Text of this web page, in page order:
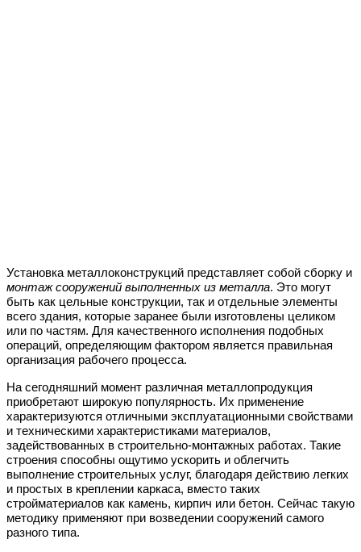
Установка металлоконструкций представляет собой сборку и
монтаж сооружений выполненных из металла. Это могут
быть как цельные конструкции, так и отдельные элементы
всего здания, которые заранее были изготовлены целиком
или по частям. Для качественного исполнения подобных
операций, определяющим фактором является правильная
организация рабочего процесса.
На сегодняшний момент различная металлопродукция
приобретают широкую популярность. Их применение
характеризуются отличными эксплуатационными свойствами
и техническими характеристиками материалов,
задействованных в строительно-монтажных работах. Такие
строения способны ощутимо ускорить и облегчить
выполнение строительных услуг, благодаря действию легких
и простых в креплении каркаса, вместо таких
стройматериалов как камень, кирпич или бетон. Сейчас такую
методику применяют при возведении сооружений самого
разного типа.